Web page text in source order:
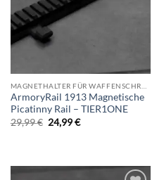
ArmoryRail 1913 Magnetische
Picatinny Rail – TIER1ONE
29,99€ Ursprünglicher
Preis
24,99€Aktueller